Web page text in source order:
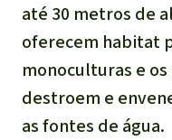
até 30 metros de
oferecem habitat
monoculturas e
destroem e
as fontes de água.